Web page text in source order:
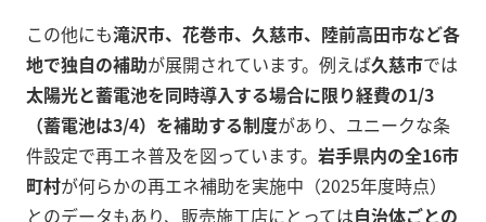
この他にも滝沢市、花巻市、久慈市、陸前高田市など各
地で独自の補助が展開されています。例えば久慈市では
太陽光と蓄電池を同時導入する場合に限り経費の1/3
（蓄電池は3/4）を補助する制度があり、ユニークな条
件設定で再エネ普及を図っています。 岩手県内の全16市
町村が何らかの再エネ補助を実施中（2025年度時点）
とのデータもあり、販売施工店にとっては自治体ごとの